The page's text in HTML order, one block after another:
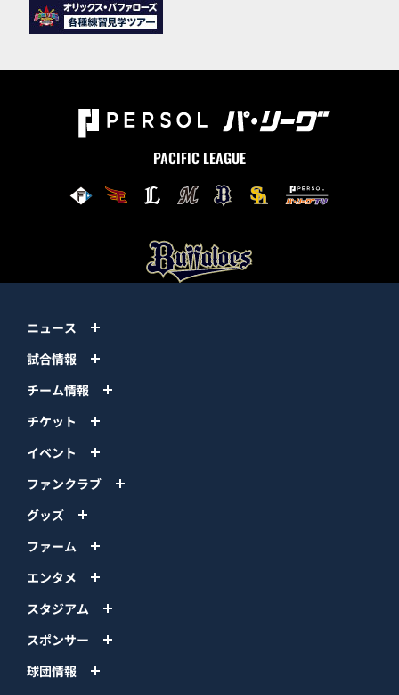
PACIFIC LEAGUE
ニュース
試合情報
チーム情報
チケット
イベント
ファンクラブ
グッズ
ファーム
エンタメ
スタジアム
スポンサー
球団情報